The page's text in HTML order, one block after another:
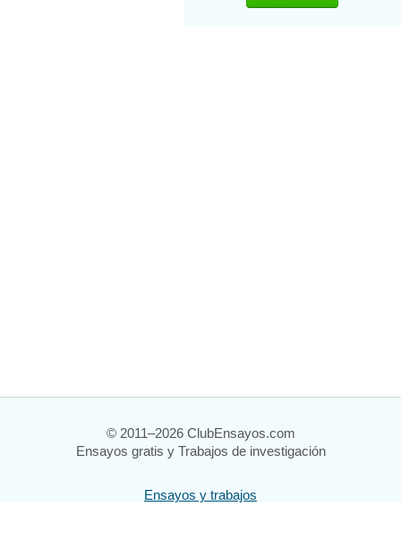
© 2011–2026 ClubEnsayos.com
Ensayos gratis y Trabajos de investigación
Ensayos y trabajos